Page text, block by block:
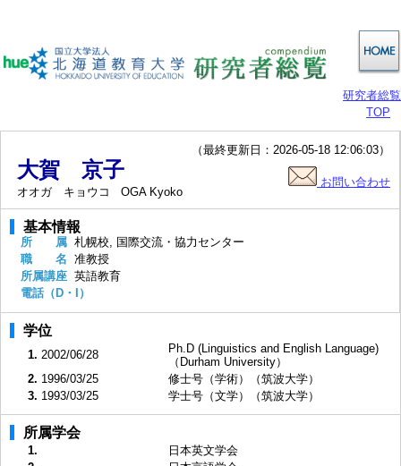
研究者総覧
TOP
（最終更新日：2026-05-18 12:06:03）
大賀 京子
オオガ キョウコ OGA Kyoko
お問い合わせ
基本情報
所 属 札幌校, 国際交流・協力センター
職 名 准教授
所属講座 英語教育
電話（D・I）
学位
1. 2002/06/28
Ph.D (Linguistics and English Language)
（Durham University）
2. 1996/03/25
修士号（学術）（筑波大学）
3. 1993/03/25 学士号（文学）（筑波大学）
所属学会
1.
日本英文学会